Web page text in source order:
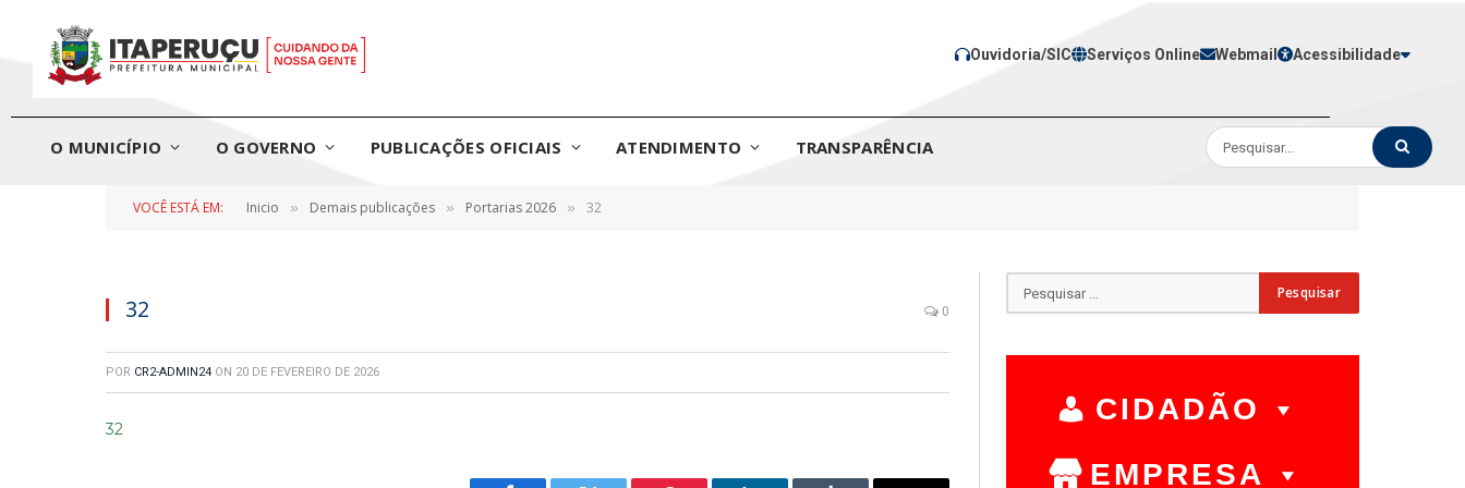
Ouvidoria/SIC Serviços Online Webmail Acessibilidade
O MUNICÍPIO O GOVERNO PUBLICAÇÕES OFICIAIS ATENDIMENTO TRANSPARÊNCIA
VOCÊ ESTÁ EM: Inicio » Demais publicações » Portarias 2026 » 32
32 0
POR CR2-ADMIN24 ON 20 DE FEVEREIRO DE 2026
32
CIDADÃO
EMPRESA